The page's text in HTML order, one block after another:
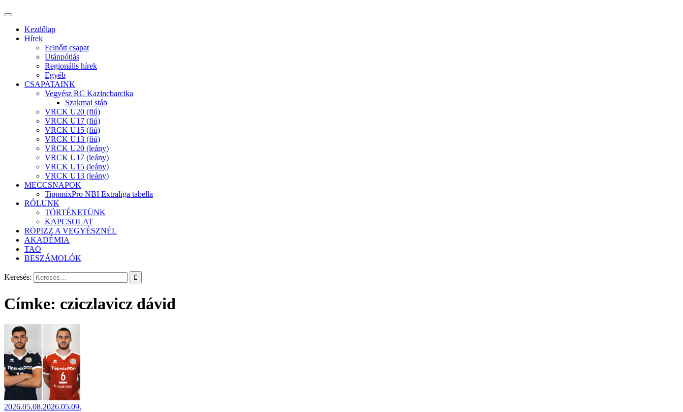
Kezdőlap
Hírek
Felnőtt csapat
Utánpótlás
Regionális hírek
Egyéb
CSAPATAINK
Vegyész RC Kazincbarcika
Szakmai stáb
VRCK U20 (fiú)
VRCK U17 (fiú)
VRCK U15 (fiú)
VRCK U13 (fiú)
VRCK U20 (leány)
VRCK U17 (leány)
VRCK U15 (leány)
VRCK U13 (leány)
MECCSNAPOK
TippmixPro NBI Extraliga tabella
RÓLUNK
TÖRTÉNETÜNK
KAPCSOLAT
RÖPIZZ A VEGYÉSZNÉL
AKADÉMIA
TAO
BESZÁMOLÓK
Keresés:
Címke: cziczlavicz dávid
2026.05.08.2026.05.09.